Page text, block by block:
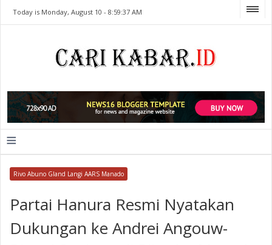
Today is Monday, August 10 -8:59:37 AM
≡
Rivo Abuno Gland Langi AARS Manado
Partai Hanura Resmi Nyatakan
Dukungan ke Andrei Angouw-